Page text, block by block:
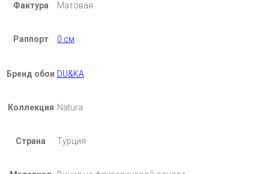
Фактура Матовая
Раппорт 0 см
Бренд обои DU&KA
Коллекция Natura
Страна Турция